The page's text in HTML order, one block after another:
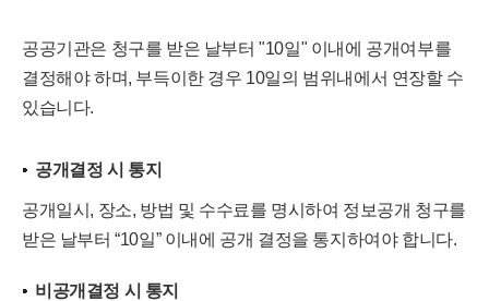
공공기관은 청구를 받은 날부터 "10일" 이내에 공개여부를
결정해야 하며, 부득이한 경우 10일의 범위내에서 연장할 수
있습니다.
공개결정 시 통지
공개일시, 장소, 방법 및 수수료를 명시하여 정보공개 청구를
받은 날부터 “10일” 이내에 공개 결정을 통지하여야 합니다.
비공개결정 시 통지